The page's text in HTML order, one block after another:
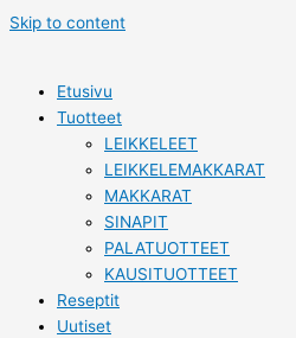
Skip to content
Etusivu
Tuotteet
LEIKKELEET
LEIKKELEMAKKARAT
MAKKARAT
SINAPIT
PALATUOTTEET
KAUSITUOTTEET
Reseptit
Uutiset